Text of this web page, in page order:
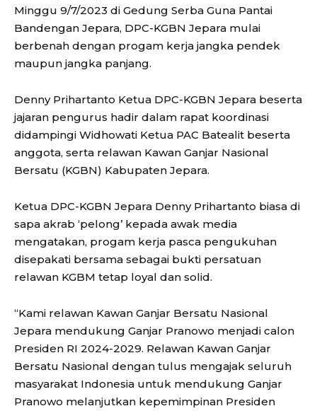
Minggu 9/7/2023 di Gedung Serba Guna Pantai
Bandengan Jepara, DPC-KGBN Jepara mulai
berbenah dengan progam kerja jangka pendek
maupun jangka panjang.
Denny Prihartanto Ketua DPC-KGBN Jepara beserta
jajaran pengurus hadir dalam rapat koordinasi
didampingi Widhowati Ketua PAC Batealit beserta
anggota, serta relawan Kawan Ganjar Nasional
Bersatu (KGBN) Kabupaten Jepara.
Ketua DPC-KGBN Jepara Denny Prihartanto biasa di
sapa akrab ‘pelong’ kepada awak media
mengatakan, progam kerja pasca pengukuhan
disepakati bersama sebagai bukti persatuan
relawan KGBM tetap loyal dan solid.
“Kami relawan Kawan Ganjar Bersatu Nasional
Jepara mendukung Ganjar Pranowo menjadi calon
Presiden RI 2024-2029. Relawan Kawan Ganjar
Bersatu Nasional dengan tulus mengajak seluruh
masyarakat Indonesia untuk mendukung Ganjar
Pranowo melanjutkan kepemimpinan Presiden